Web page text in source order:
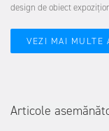
design de obiect
VEZI MAI MULTE
Articole